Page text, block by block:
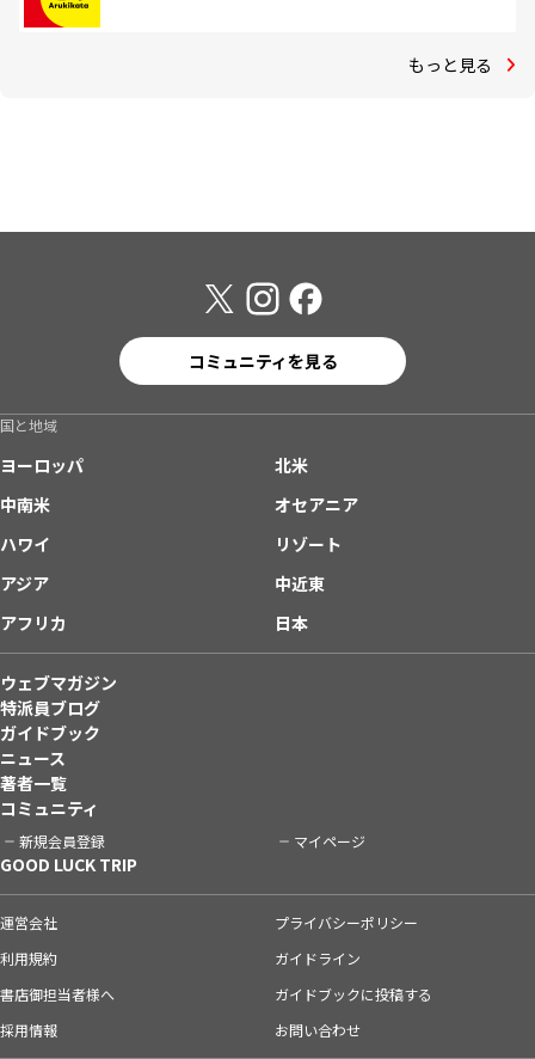
もっと見る
コミュニティを見る
国と地域
ヨーロッパ
北米
中南米
オセアニア
ハワイ
リゾート
アジア
中近東
アフリカ
日本
ウェブマガジン
特派員ブログ
ガイドブック
ニュース
著者一覧
コミュニティ
新規会員登録 マイページ
GOOD LUCK TRIP
運営会社
プライバシーポリシー
利用規約
ガイドライン
書店御担当者様へ
ガイドブックに投稿する
採用情報
お問い合わせ